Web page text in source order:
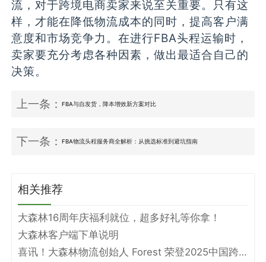
流，对于跨境电商卖家来说至关重要。只有这
样，才能在降低物流成本的同时，提高客户满
意度和市场竞争力。在进行FBA头程运输时，
卖家要充分考虑各种因素，做出最适合自己的
决策。
上一条：FBA与自发货，降本增效新方案对比
下一条：FBA物流头程服务商全解析：从挑选标准到避坑指南
相关推荐
大森林16周年庆福利就位，超多好礼等你拿！
大森林客户端下单说明
喜讯！大森林物流创始人 Forest 荣登2025中国跨境电商物流名人堂！